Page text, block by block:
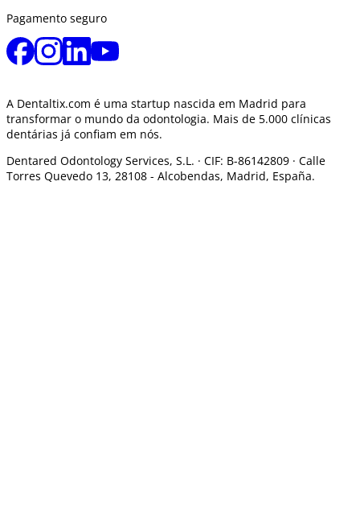
Pagamento seguro
A Dentaltix.com é uma startup nascida em Madrid para
transformar o mundo da odontologia. Mais de 5.000 clínicas
dentárias já confiam em nós.
Dentared Odontology Services, S.L. · CIF: B-86142809 · Calle
Torres Quevedo 13, 28108 - Alcobendas, Madrid, España.